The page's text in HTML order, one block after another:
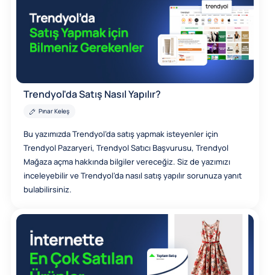
Trendyol'da Satış Nasıl Yapılır?
Pınar Keleş
Bu yazımızda Trendyol’da satış yapmak isteyenler için
Trendyol Pazaryeri, Trendyol Satıcı Başvurusu, Trendyol
Mağaza açma hakkında bilgiler vereceğiz. Siz de yazımızı
inceleyebilir ve Trendyol’da nasıl satış yapılır sorunuza yanıt
bulabilirsiniz.